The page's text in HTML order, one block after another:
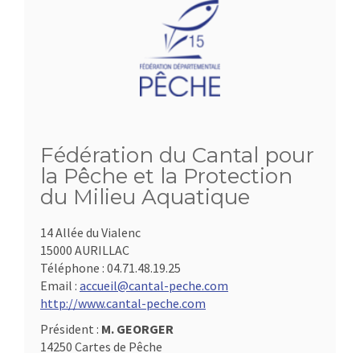
Fédération du Cantal pour
la Pêche et la Protection
du Milieu Aquatique
14 Allée du Vialenc
15000 AURILLAC
Téléphone : 04.71.48.19.25
Email : accueil@cantal-peche.com
http://www.cantal-peche.com
Président : M. GEORGER
14250 Cartes de Pêche